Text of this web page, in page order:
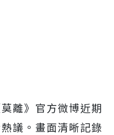
離》 官方微博近期
議。 畫面清晰記錄